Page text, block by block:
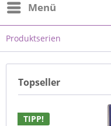
Menü
Produktserien
Topseller
TIPP!